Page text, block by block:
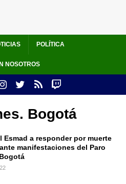
POLÍTICA
NOSOTROS
Bogotá
Esmad a responder por muerte
manifestaciones del Paro